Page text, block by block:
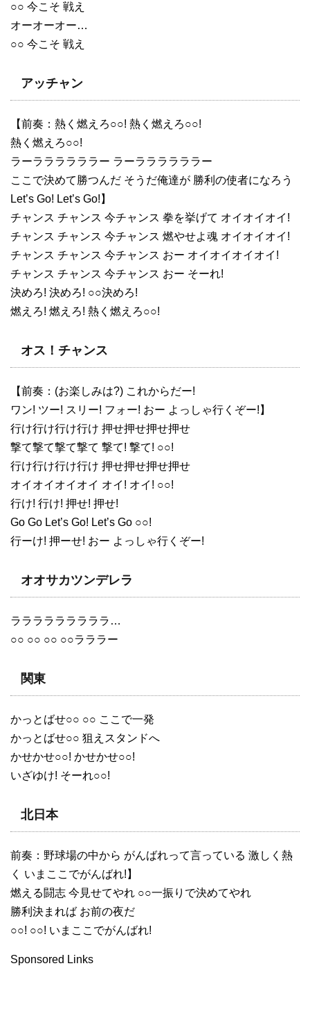
○○ 今こそ 戦え
オーオーオー…
○○ 今こそ 戦え
アッチャン
【前奏：熱く燃えろ○○! 熱く燃えろ○○!
熱く燃えろ○○!
ラーララララララー ラーララララララー
ここで決めて勝つんだ そうだ俺達が 勝利の使者になろう
Let’s Go! Let’s Go!】
チャンス チャンス 今チャンス 拳を挙げて オイオイオイ!
チャンス チャンス 今チャンス 燃やせよ魂 オイオイオイ!
チャンス チャンス 今チャンス おー オイオイオイオイ!
チャンス チャンス 今チャンス おー そーれ!
決めろ! 決めろ! ○○決めろ!
燃えろ! 燃えろ! 熱く燃えろ○○!
オス！チャンス
【前奏：(お楽しみは?) これからだー!
ワン! ツー! スリー! フォー! おー よっしゃ行くぞー!】
行け行け行け行け 押せ押せ押せ押せ
撃て撃て撃て撃て 撃て! 撃て! ○○!
行け行け行け行け 押せ押せ押せ押せ
オイオイオイオイ オイ! オイ! ○○!
行け! 行け! 押せ! 押せ!
Go Go Let’s Go! Let’s Go ○○!
行ーけ! 押ーせ! おー よっしゃ行くぞー!
オオサカツンデレラ
ラララララララララ…
○○ ○○ ○○ ○○ラララー
関東
かっとばせ○○ ○○ ここで一発
かっとばせ○○ 狙えスタンドへ
かせかせ○○! かせかせ○○!
いざゆけ! そーれ○○!
北日本
前奏：野球場の中から がんばれって言っている 激しく熱
く いまここでがんばれ!】
燃える闘志 今見せてやれ ○○一振りで決めてやれ
勝利決まれば お前の夜だ
○○! ○○! いまここでがんばれ!
Sponsored Links